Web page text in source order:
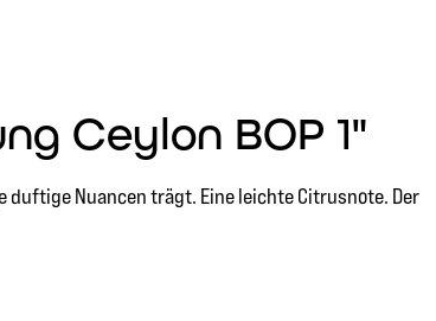
Ceylon BOP 1"
duftige Nuancen trägt. Eine leichte Citrusnote. Der